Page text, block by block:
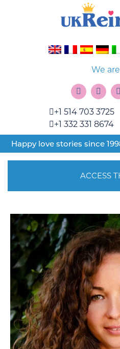
We
+1 514 703 3725
+1 332 331 8674
Happy love stories since
ACCESS